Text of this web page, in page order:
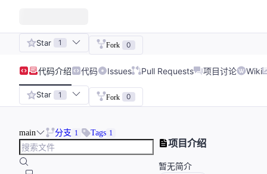
Star 1 Fork 0
代码介绍 代码 Issues Pull Requests 项目讨论 Wiki
Star 1 Fork 0
main 分支 1 Tags 1
项目介绍
暂无简介